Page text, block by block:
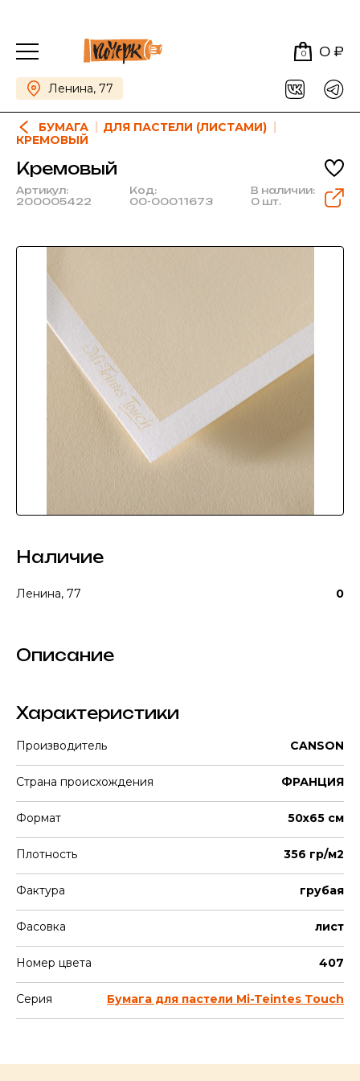
0 0 ₽
Ленина, 77
БУМАГА
ДЛЯ ПАСТЕЛИ (ЛИСТАМИ)
КРЕМОВЫЙ
Кремовый
Артикул:
200005422
Код:
00-00011673
В наличии:
0 шт.
Наличие
Ленина, 77 0
Описание
Характеристики
Производитель CANSON
Страна происхождения ФРАНЦИЯ
Формат 50х65 см
Плотность 356 гр/м2
Фактура грубая
Фасовка лист
Номер цвета 407
Серия Бумага для пастели Mi-Teintes Touch